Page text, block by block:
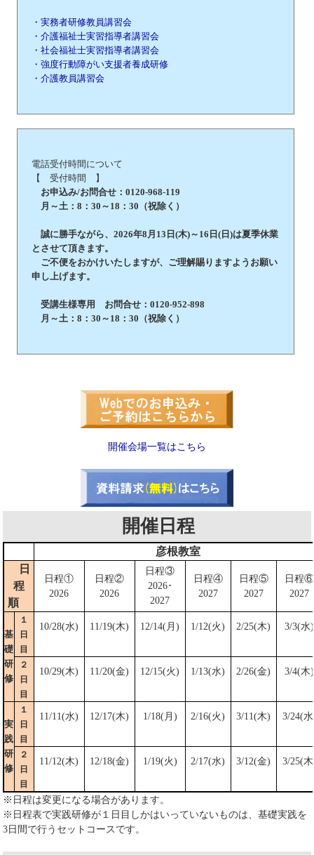
・実務者研修教員講習会
・介護福祉士実習指導者講習会
・社会福祉士実習指導者講習会
・強度行動障がい支援者養成研修
・介護教員講習会
電話受付時間について
【 受付時間 】
お申込み/お問合せ：0120-968-119
月～土：8：30～18：30（祝除く）
誠に勝手ながら、2026年8月13日(木)～16日(日)は夏季休業
とさせて頂きます。
ご不便をおかけいたしますが、ご理解賜りますようお願い
申し上げます。
受講生様専用 お問合せ：0120-952-898
月～土：8：30～18：30（祝除く）
開催会場一覧はこちら
開催日程
彦根教室
日
程
順
日程①
2026
日程②
2026
日程③
2026･
2027
日程④
2027
日程⑤
2027
日程⑥
2027
基
礎
研
修
１
日
目
10/28(水) 11/19(木) 12/14(月) 1/12(火) 2/25(木) 3/3(水)
２
日
目
10/29(木) 11/20(金) 12/15(火) 1/13(水) 2/26(金) 3/4(木)
実
践
研
修
１
日
目
11/11(水) 12/17(木) 1/18(月) 2/16(火) 3/11(木) 3/24(
２
日
目
11/12(木) 12/18(金) 1/19(火) 2/17(水) 3/12(金) 3/25(
※日程は変更になる場合があります。
※日程表で実践研修が１日目しかはいっていないものは、基礎実践を
3日間で行うセットコースです。